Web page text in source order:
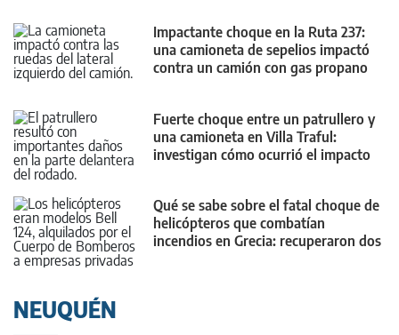
Impactante choque en la Ruta 237:
una camioneta de sepelios impactó
contra un camión con gas propano
Fuerte choque entre un patrullero y
una camioneta en Villa Traful:
investigan cómo ocurrió el impacto
Qué se sabe sobre el fatal choque de
helicópteros que combatían
incendios en Grecia: recuperaron dos
NEUQUÉN